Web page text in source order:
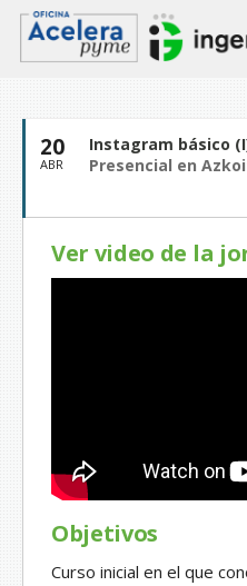
20
ABR
Instagram básico
Presencial en
Ver video de la
Objetivos
Curso inicial en el que